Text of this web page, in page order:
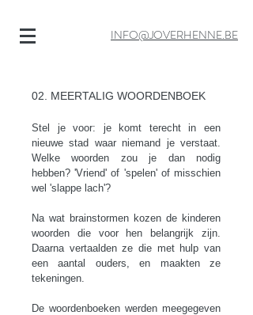
INFO@JOVERHENNE.BE
02. MEERTALIG WOORDENBOEK
Stel je voor: je komt terecht in een
nieuwe stad waar niemand je verstaat.
Welke woorden zou je dan nodig
hebben? 'Vriend' of 'spelen' of misschien
wel 'slappe lach'?
Na wat brainstormen kozen de kinderen
woorden die voor hen belangrijk zijn.
Daarna vertaalden ze die met hulp van
een aantal ouders, en maakten ze
tekeningen.
De woordenboeken werden meegegeven